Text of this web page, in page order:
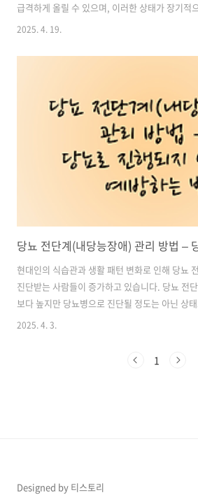
급격하게 올릴 수 있으며, 이러한 상태가 장기적
나 대사 증후군으로 이어질 위험이 높아집니다.
보조 방법이 될 수 있습니다.이번 글에서는 기본
본인의 건강 상태에 맞는 최적의 조합을 찾아보
혈당 조절 – 장기적으로 꾸준히 섭취해야 할 필수
2025. 4. 19.
현대인의 식습관과 생활 패턴 변화로 인해 당뇨
진단받는 사람들이 증가하고 있습니다. 당뇨 전
보다 높지만 당뇨병으로 진단될 정도는 아닌 상
하면 당뇨병으로의 진행을 막을 수 있습니다. 그
가 필요합니다.이 글에서는 당뇨 전단계의 정의
2025. 4. 3.
1
Designed by 티스토리